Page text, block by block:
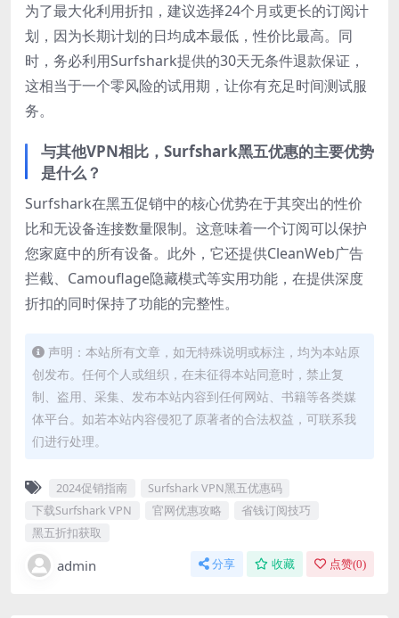
为了最大化利用折扣，建议选择24个月或更长的订阅计
划，因为长期计划的日均成本最低，性价比最高。同
时，务必利用Surfshark提供的30天无条件退款保证，
这相当于一个零风险的试用期，让你有充足时间测试服
务。
与其他VPN相比，Surfshark黑五优惠的主要优势
是什么？
Surfshark在黑五促销中的核心优势在于其突出的性价
比和无设备连接数量限制。这意味着一个订阅可以保护
您家庭中的所有设备。此外，它还提供CleanWeb广告
拦截、Camouflage隐藏模式等实用功能，在提供深度
折扣的同时保持了功能的完整性。
声明：本站所有文章，如无特殊说明或标注，均为本站原
创发布。任何个人或组织，在未征得本站同意时，禁止复
制、盗用、采集、发布本站内容到任何网站、书籍等各类媒
体平台。如若本站内容侵犯了原著者的合法权益，可联系我
们进行处理。
2024促销指南
Surfshark VPN黑五优惠码
下载Surfshark VPN
官网优惠攻略
省钱订阅技巧
黑五折扣获取
admin 分享 收藏 点赞(0)